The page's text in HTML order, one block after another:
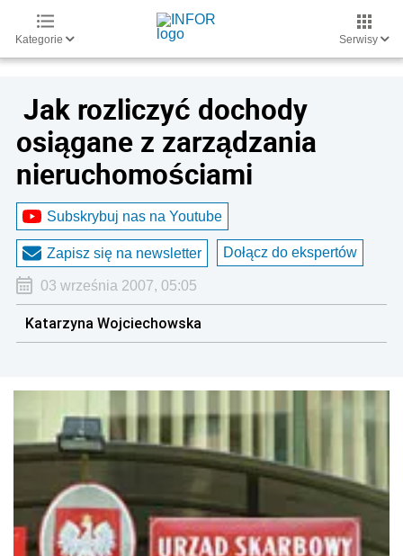
Kategorie Serwisy
Jak rozliczyć dochody
osiągane z zarządzania
nieruchomościami
Subskrybuj nas na Youtube
Zapisz się na newsletter Dołącz do ekspertów
03 września 2007, 05:05
Katarzyna Wojciechowska